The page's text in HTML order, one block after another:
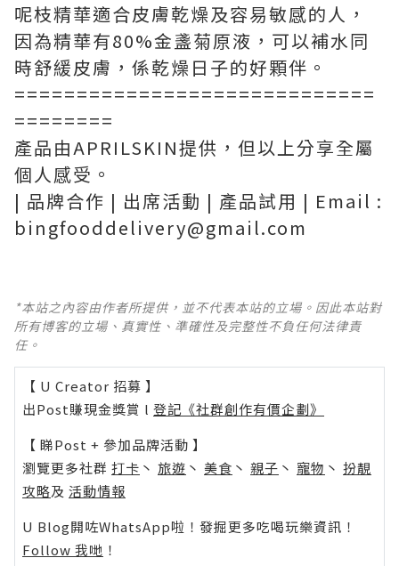
呢枝精華適合皮膚乾燥及容易敏感的人，
因為精華有80%金盞菊原液，可以補水同
時舒緩皮膚，係乾燥日子的好顆伴。
=============================
========
產品由APRILSKIN提供，但以上分享全屬
個人感受。
| 品牌合作 | 出席活動 | 產品試用 | Email :
bingfooddelivery@gmail.com
*本站之內容由作者所提供，並不代表本站的立場。因此本站對
所有博客的立場、真實性、準確性及完整性不負任何法律責
任。
【 U Creator 招募 】
出Post賺現金獎賞 l 登記《社群創作有價企劃》
【 睇Post + 參加品牌活動 】
瀏覽更多社群 打卡 丶 旅遊 丶 美食 丶 親子 丶 寵物 丶 扮靚
攻略及 活動情報
U Blog開咗WhatsApp啦！發掘更多吃喝玩樂資訊！
Follow 我哋 ！